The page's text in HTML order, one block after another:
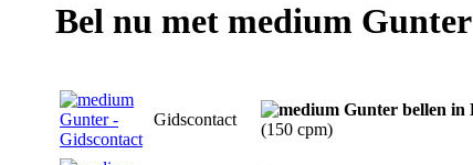
Bel nu met medium Gunter
Gidscontact
(150 cpm)